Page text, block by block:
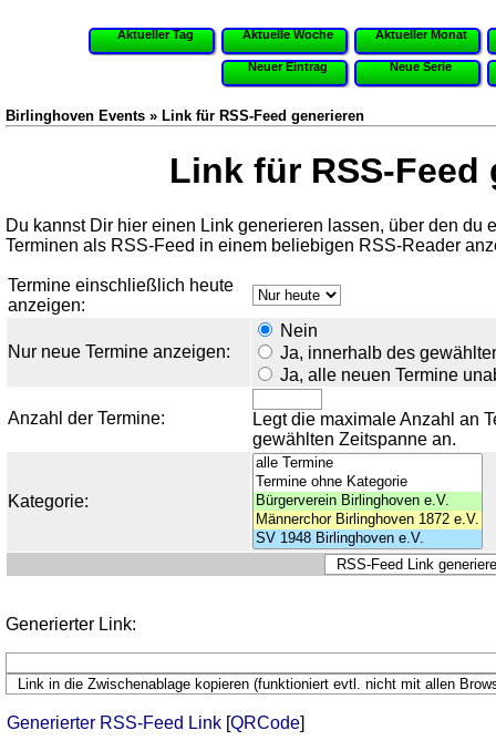
Aktueller Tag Aktuelle Woche Aktueller Monat
Neuer Eintrag Neue Serie
Birlinghoven Events » Link für RSS-Feed generieren
Link für RSS-Feed
Du kannst Dir hier einen Link generieren lassen, über den du
Terminen als RSS-Feed in einem beliebigen RSS-Reader
Termine einschließlich heute
anzeigen:
Nur neue Termine anzeigen:
Nein
Ja, innerhalb des
Ja, alle neuen Termine
Anzahl der Termine:
Legt die maximale Anzahl an
gewählten Zeitspanne an.
Kategorie:
Generierter Link:
Generierter RSS-Feed Link [QRCode]